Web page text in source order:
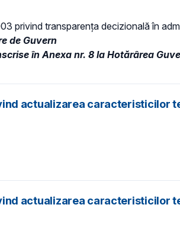
privind transparenţa decizională în
de Guvern
în Anexa nr. 8 la Hotărârea
actualizarea caracteristicilor
actualizarea caracteristicilor